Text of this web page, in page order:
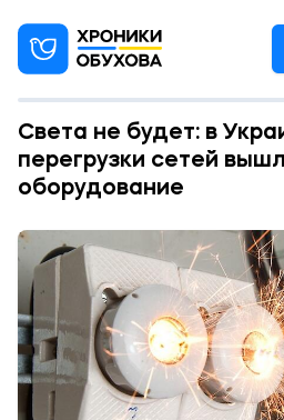
Света не будет: в
перегрузки сетей
оборудование